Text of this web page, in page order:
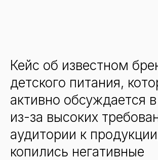
Кейс об известном
детского питания,
активно обсуждается
из-за высоких
аудитории к
копились негативные